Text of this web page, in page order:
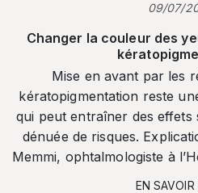
09/07/
Changer la couleur des
Mise en avant par les
kératopigmentation reste
qui peut entraîner des effets
dénuée de risques.
Memmi, ophtalmologiste à
EN SAVOIR